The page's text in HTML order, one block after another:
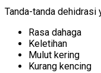
Tanda-tanda dehidrasi
Rasa dahaga
Keletihan
Mulut kering
Kurang kencing